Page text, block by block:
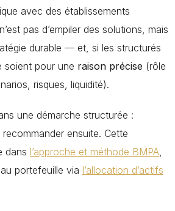
avec des établissements
pas d’empiler des solutions, mais
durable — et, si les structurés
soient pour une raison précise (rôle
risques, liquidité).
une démarche structurée :
ensuite. Cette
dans l’approche et méthode BMPA
portefeuille via l’allocation d’actifs